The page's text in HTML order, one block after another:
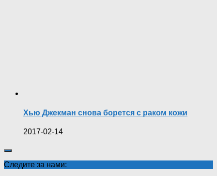
Хью Джекман снова борется с раком кожи
2017-02-14
Следите за нами: